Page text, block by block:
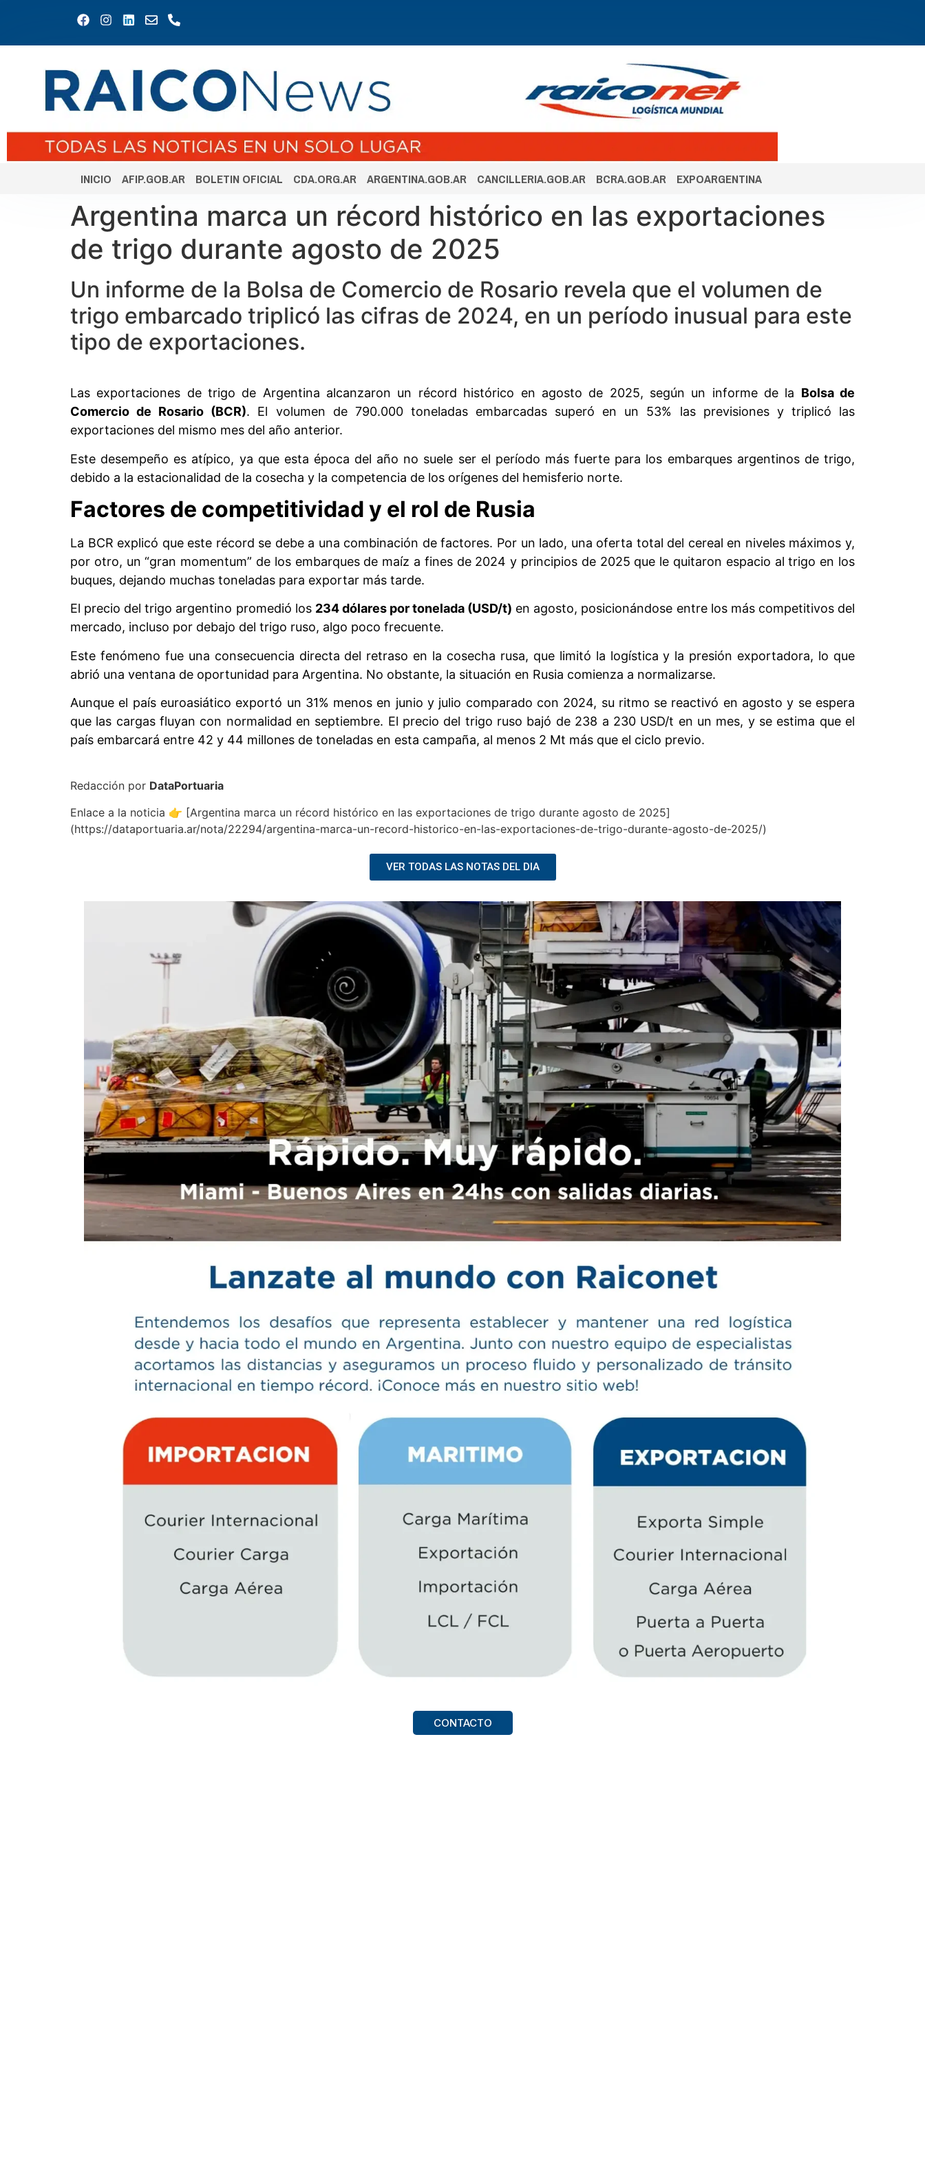
INICIO AFIP.GOB.AR BOLETIN OFICIAL CDA.ORG.AR ARGENTINA.GOB.AR CANCILLERIA.GOB.AR BCRA.GOB.AR EXPOARGENTINA
Argentina marca un récord histórico en las exportaciones
de trigo durante agosto de 2025
Un informe de la Bolsa de Comercio de Rosario revela que el volumen de
trigo embarcado triplicó las cifras de 2024, en un período inusual para este
tipo de exportaciones.
Las exportaciones de trigo de Argentina alcanzaron un récord histórico en agosto de 2025, según un informe de la Bolsa de
Comercio de Rosario (BCR). El volumen de 790.000 toneladas embarcadas superó en un 53% las previsiones y triplicó las
exportaciones del mismo mes del año anterior.
Este desempeño es atípico, ya que esta época del año no suele ser el período más fuerte para los embarques argentinos de trigo,
debido a la estacionalidad de la cosecha y la competencia de los orígenes del hemisferio norte.
Factores de competitividad y el rol de Rusia
La BCR explicó que este récord se debe a una combinación de factores. Por un lado, una oferta total del cereal en niveles máximos y,
por otro, un “gran momentum” de los embarques de maíz a fines de 2024 y principios de 2025 que le quitaron espacio al trigo en los
buques, dejando muchas toneladas para exportar más tarde.
El precio del trigo argentino promedió los 234 dólares por tonelada (USD/t) en agosto, posicionándose entre los más competitivos del
mercado, incluso por debajo del trigo ruso, algo poco frecuente.
Este fenómeno fue una consecuencia directa del retraso en la cosecha rusa, que limitó la logística y la presión exportadora, lo que
abrió una ventana de oportunidad para Argentina. No obstante, la situación en Rusia comienza a normalizarse.
Aunque el país euroasiático exportó un 31% menos en junio y julio comparado con 2024, su ritmo se reactivó en agosto y se espera
que las cargas fluyan con normalidad en septiembre. El precio del trigo ruso bajó de 238 a 230 USD/t en un mes, y se estima que el
país embarcará entre 42 y 44 millones de toneladas en esta campaña, al menos 2 Mt más que el ciclo previo.
Redacción por DataPortuaria
Enlace a la noticia 👉 [Argentina marca un récord histórico en las exportaciones de trigo durante agosto de 2025]
(https://dataportuaria.ar/nota/22294/argentina-marca-un-record-historico-en-las-exportaciones-de-trigo-durante-agosto-de-2025/)
VER TODAS LAS NOTAS DEL DIA
CONTACTO